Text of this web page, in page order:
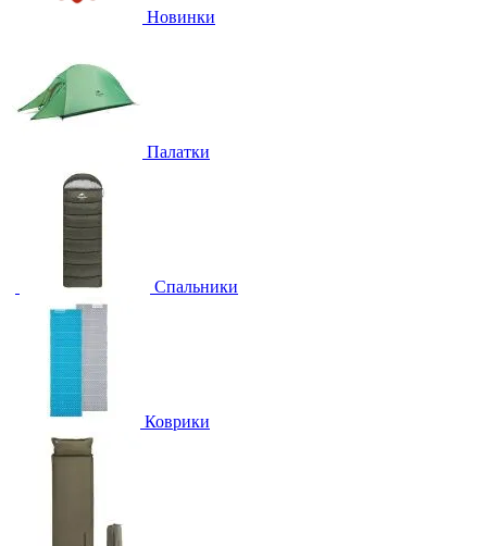
Новинки
Палатки
Спальники
Коврики